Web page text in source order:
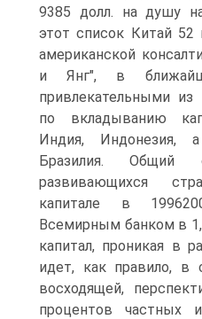
9385 долл. на душу
этот список Китай
американской
и Янг", в
привлекательными
по вкладыванию
Индия,
Бразилия. Общий
развивающихся
капитале в
Всемирным банком в
капитал, проникая в
идет, как правило, в
восходящей,
процентов частных